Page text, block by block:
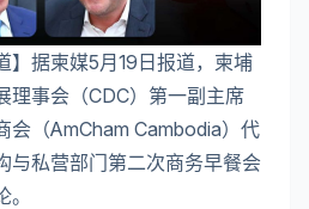
】据柬媒5月19日报道，柬埔
理事会（CDC）第一副主席
会（AmCham Cambodia）代
与私营部门第二次商务早餐会